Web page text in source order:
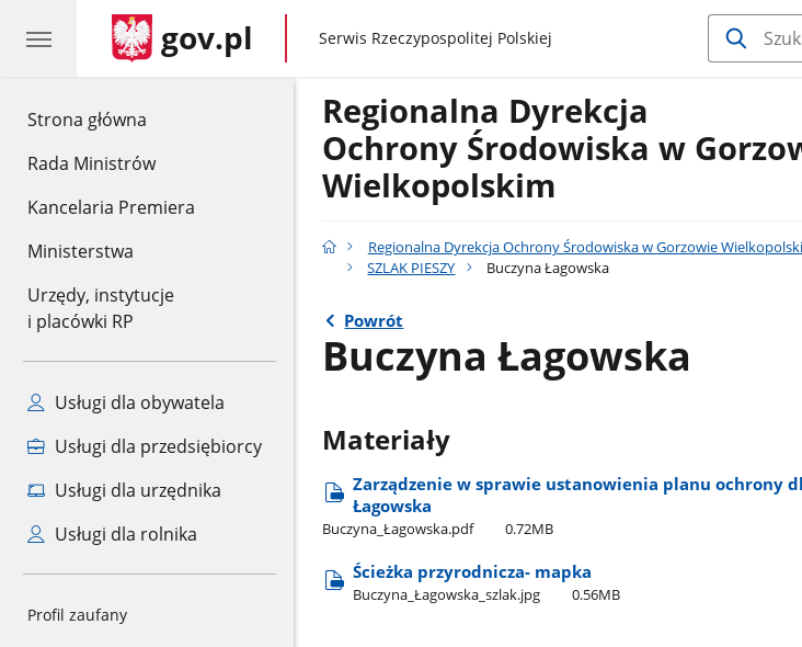
Strona główna
Rada Ministrów
Kancelaria Premiera
Ministerstwa
Urzędy, instytucje
i placówki RP
Usługi dla obywatela
Usługi dla przedsiębiorcy
Usługi dla urzędnika
Usługi dla rolnika
Profil zaufany
gov.pl gov.pl
Serwis Rzeczypospolitej Polskiej
Regionalna Dyrekcja
Ochrony Środowiska w
Wielkopolskim
Regionalna Dyrekcja Ochrony Środowiska w Gorzowie
SZLAK PIESZY
Buczyna Łagowska
Powrót
Buczyna Łagowska
Materiały
Zarządzenie w sprawie ustanowienia planu ochrony
Łagowska
Buczyna​_Łagowska.pdf 0.72MB
Ścieżka przyrodnicza- mapka
Buczyna​_Łagowska​_szlak.jpg 0.56MB